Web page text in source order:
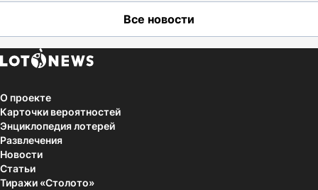
Все новости
О проекте
Карточки вероятностей
Энциклопедия лотерей
Развлечения
Новости
Статьи
Тиражи «Столото»